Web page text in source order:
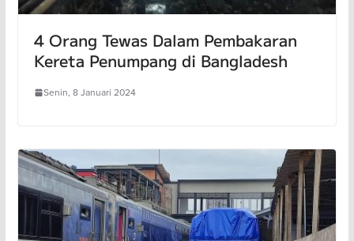
4 Orang Tewas Dalam Pembakaran
Kereta Penumpang di Bangladesh
Senin, 8 Januari 2024